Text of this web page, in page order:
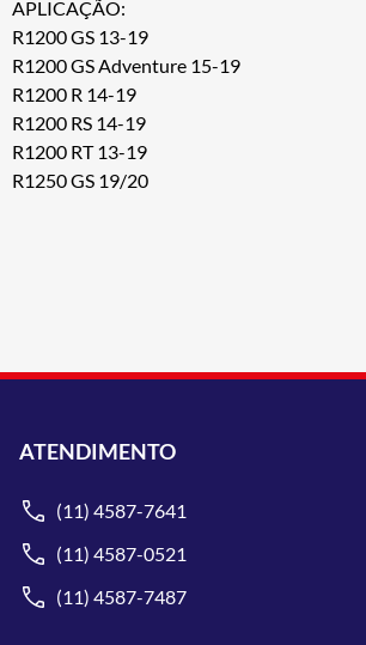
APLICAÇÃO:
R1200 GS 13-19
R1200 GS Adventure 15-19
R1200 R 14-19
R1200 RS 14-19
R1200 RT 13-19
R1250 GS 19/20
ATENDIMENTO
(11) 4587-7641
(11) 4587-0521
(11) 4587-7487